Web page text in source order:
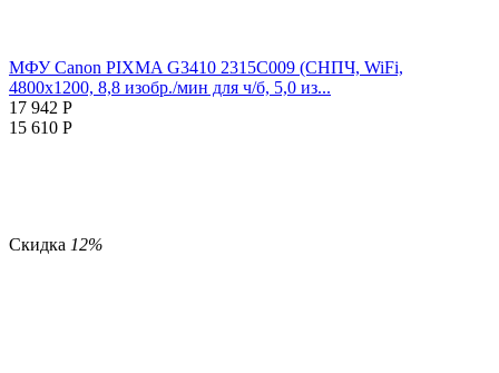
МФУ Canon PIXMA G3410 2315C009 (СНПЧ, WiFi,
4800x1200, 8,8 изобр./мин для ч/б, 5,0 из...
17 942 Р
15 610 Р
Скидка 12%